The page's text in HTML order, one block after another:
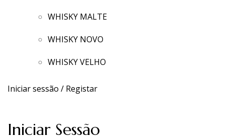
WHISKY MALTE
WHISKY NOVO
WHISKY VELHO
Iniciar sessão / Registar
Iniciar Sessão